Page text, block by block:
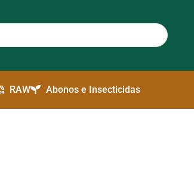
RAW Abonos e Insecticidas